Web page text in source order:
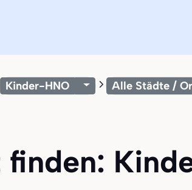
Kinder-HNO Alle Städte /